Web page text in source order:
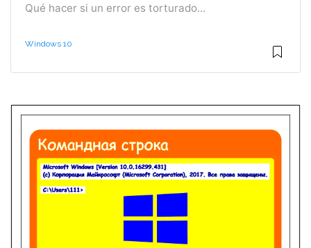
Qué hacer si un error es torturado...
Windows 10